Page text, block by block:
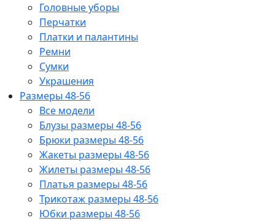
Головные уборы
Перчатки
Платки и палантины
Ремни
Сумки
Украшения
Размеры 48-56
Все модели
Блузы размеры 48-56
Брюки размеры 48-56
Жакеты размеры 48-56
Жилеты размеры 48-56
Платья размеры 48-56
Трикотаж размеры 48-56
Юбки размеры 48-56